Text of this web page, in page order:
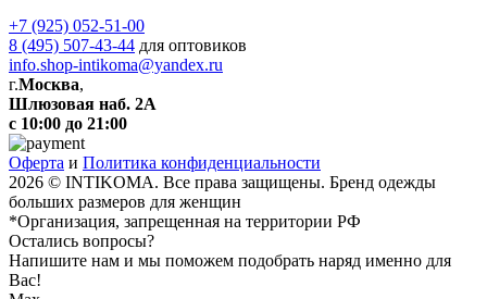
+7 (925) 052-51-00
8 (495) 507-43-44 для оптовиков
info.shop-intikoma@yandex.ru
г.Москва,
Шлюзовая наб. 2А
с 10:00 до 21:00
Оферта и Политика конфиденциальности
2026 © INTIKOMA. Все права защищены. Бренд одежды
больших размеров для женщин
*Организация, запрещенная на территории РФ
Остались вопросы?
Напишите нам и мы поможем подобрать наряд именно для
Вас!